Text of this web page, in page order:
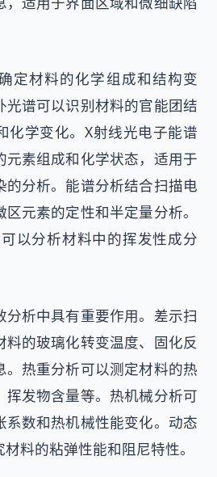
定材料的化学组成和结构变
光谱可以识别材料的官能团结
化学变化。X射线光电子能谱
元素组成和化学状态，适用于
的分析。能谱分析结合扫描电
元素的定性和半定量分析。
以分析材料中的挥发性成分
分析中具有重要作用。差示扫
的玻璃化转变温度、固化反
。热重分析可以测定材料的热
挥发物含量等。热机械分析可
系数和热机械性能变化。动态
料的粘弹性能和阻尼特性。